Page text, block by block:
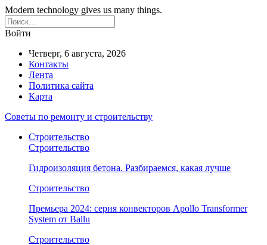
Modern technology gives us many things.
Войти
Четверг, 6 августа, 2026
Контакты
Лента
Политика сайта
Карта
Советы по ремонту и строительству
Строительство
Строительство
Гидроизоляция бетона. Разбираемся, какая лучше
Строительство
Премьера 2024: серия конвекторов Apollo Transformer
System от Ballu
Строительство